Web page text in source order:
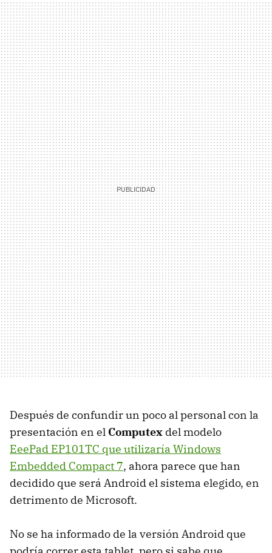
Después de confundir un poco al personal con la
presentación en el Computex del modelo
EeePad EP101TC que utilizaría Windows
Embedded Compact 7, ahora parece que han
decidido que será Android el sistema elegido, en
detrimento de Microsoft.
No se ha informado de la versión Android que